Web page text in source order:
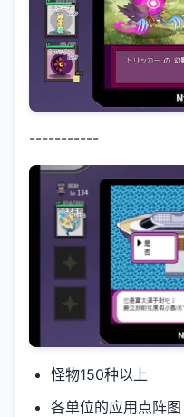
-----------
怪物150种以上
各单位的应用点阵图